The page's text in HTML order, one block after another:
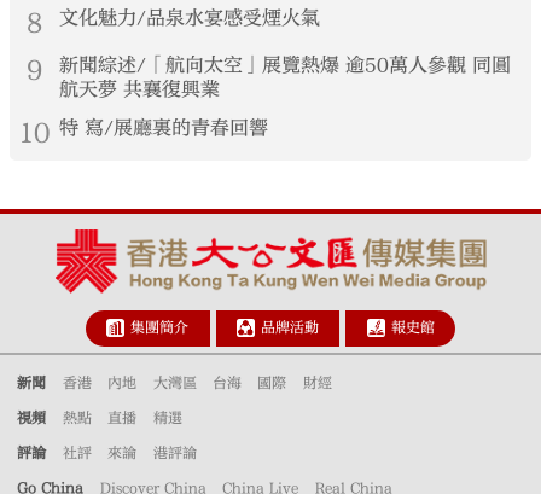
8 文化魅力/品泉水宴感受煙火氣
9
新聞綜述/「航向太空」展覽熱爆 逾50萬人參觀 同圓
航天夢 共襄復興業
10 特 寫/展廳裏的青春回響
集團簡介 品牌活動 報史館
新聞 香港 內地 大灣區 台海 國際 財經
視頻 熱點 直播 精選
評論 社評 來論 港評論
Go China Discover China China Live Real China